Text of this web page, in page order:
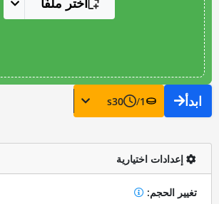
ابدأ 1
/
30
s
إعدادات اختيارية
تغيير الحجم: